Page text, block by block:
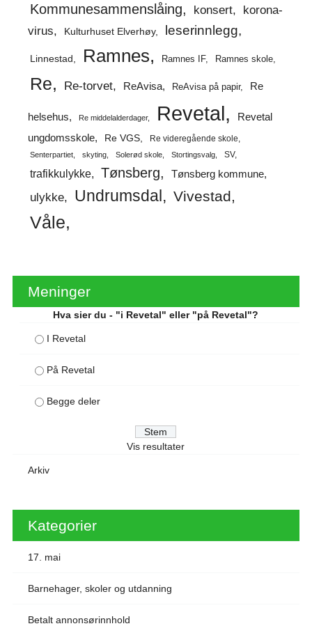
Kommunesammenslåing konsert
korona-
virus
Kulturhuset Elverhøy leserinnlegg
Linnestad Ramnes Ramnes IF Ramnes skole
Re Re-torvet ReAvisa ReAvisa på papir Re
helsehus Re middelalderdager Revetal
Revetal
ungdomsskole
Re VGS Re videregående skole
Senterpartiet skyting Solerød skole Stortingsvalg SV
trafikkulykke Tønsberg Tønsberg kommune
ulykke Undrumsdal Vivestad
Våle
Meninger
Hva sier du - "i Revetal" eller "på Revetal"?
I Revetal
På Revetal
Begge deler
Vis resultater
Arkiv
Kategorier
17. mai
Barnehager, skoler og utdanning
Betalt annonsørinnhold